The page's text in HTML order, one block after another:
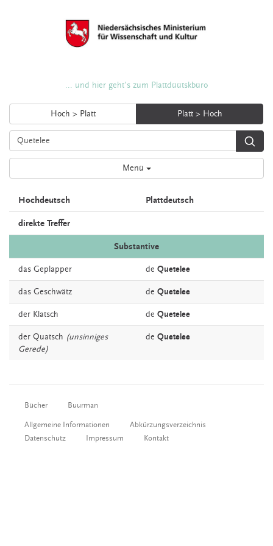
... und hier geht's zum Plattdüütskbüro
Hoch > Platt Platt > Hoch
Menü
Hochdeutsch Plattdeutsch
direkte Treffer
Substantive
das Geplapper de Quetelee
das Geschwätz de Quetelee
der Klatsch de Quetelee
der Quatsch (unsinniges
Gerede)
de Quetelee
Bücher Buurman
Allgemeine Informationen
Abkürzungsverzeichnis
Datenschutz
Impressum Kontakt